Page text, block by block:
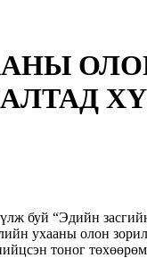
“Эдийн засгийн
ухааны олон
тоног